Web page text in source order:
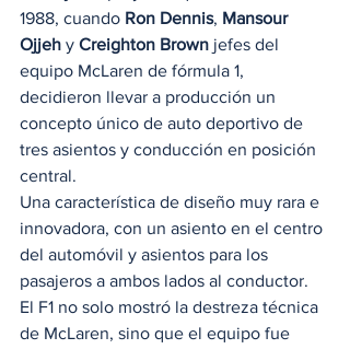
1988, cuando Ron Dennis, Mansour
Ojjeh y Creighton Brown jefes del
equipo McLaren de fórmula 1,
decidieron llevar a producción un
concepto único de auto deportivo de
tres asientos y conducción en posición
central.
Una característica de diseño muy rara e
innovadora, con un asiento en el centro
del automóvil y asientos para los
pasajeros a ambos lados al conductor.
El F1 no solo mostró la destreza técnica
de McLaren, sino que el equipo fue